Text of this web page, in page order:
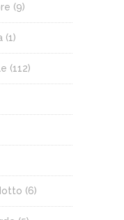
(9)
(1)
(112)
(6)